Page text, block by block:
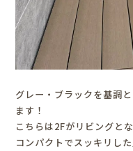
グレー・ブラックを基調
ます！
こちらは2Fがリビングと
コンパクトでスッキリし